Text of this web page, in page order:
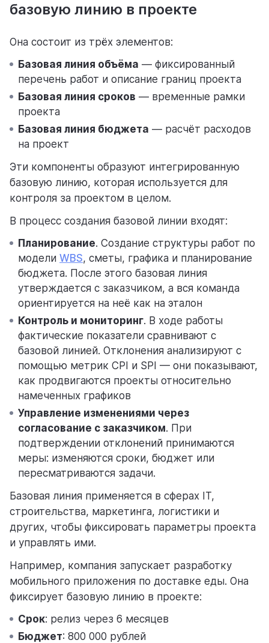
тарифные планы для любых команд
помощь
помогаем научиться работать в Weeek
базовую линию в проекте
Она состоит из трёх элементов:
Базовая линия объёма — фиксированный
перечень работ и описание границ проекта
Базовая линия сроков — временные рамки
проекта
Базовая линия бюджета — расчёт расходов
на проект
Эти компоненты образуют интегрированную
базовую линию, которая используется для
контроля за проектом в целом.
В процесс создания базовой линии входят:
Планирование. Создание структуры работ по
модели WBS, сметы, графика и планирование
бюджета. После этого базовая линия
утверждается с заказчиком, а вся команда
ориентируется на неё как на эталон
Контроль и мониторинг. В ходе работы
фактические показатели сравнивают с
базовой линией. Отклонения анализируют с
помощью метрик CPI и SPI — они показывают,
как продвигаются проекты относительно
намеченных графиков
Управление изменениями через
согласование с заказчиком. При
подтверждении отклонений принимаются
меры: изменяются сроки, бюджет или
пересматриваются задачи.
Базовая линия применяется в сферах IT,
строительства, маркетинга, логистики и
других, чтобы фиксировать параметры проекта
и управлять ими.
Например, компания запускает разработку
мобильного приложения по доставке еды. Она
фиксирует базовую линию в проекте:
Срок: релиз через 6 месяцев
Бюджет: 800 000 рублей